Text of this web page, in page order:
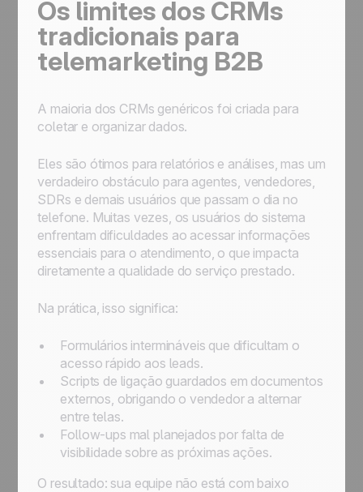
Os limites dos CRMs
tradicionais para
telemarketing B2B
A maioria dos CRMs genéricos foi criada para
coletar e organizar dados.
Eles são ótimos para relatórios e análises, mas um
verdadeiro obstáculo para agentes, vendedores,
SDRs e demais usuários que passam o dia no
telefone. Muitas vezes, os usuários do sistema
enfrentam dificuldades ao acessar informações
essenciais para o atendimento, o que impacta
diretamente a qualidade do serviço prestado.
Na prática, isso significa:
Formulários intermináveis que dificultam o
acesso rápido aos leads.
Scripts de ligação guardados em documentos
externos, obrigando o vendedor a alternar
entre telas.
Follow-ups mal planejados por falta de
visibilidade sobre as próximas ações.
O resultado: sua equipe não está com baixo